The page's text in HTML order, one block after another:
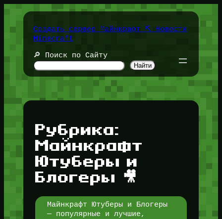
содержимомуСоздать сервер Майнкрафт ⛏️ Новости
Minecraft
🔎 Поиск по Сайту
Найти
Рубрика:
Майнкрафт
Ютуберы и
Блогеры 🎥
Майнкрафт Ютуберы и Блогеры
— популярные и лучшие,